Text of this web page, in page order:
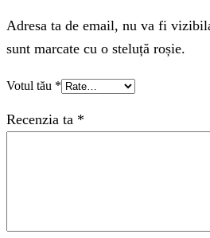
Adresa ta de email, nu va fi
sunt marcate cu o steluță roșie.
Votul tău *
Recenzia ta *